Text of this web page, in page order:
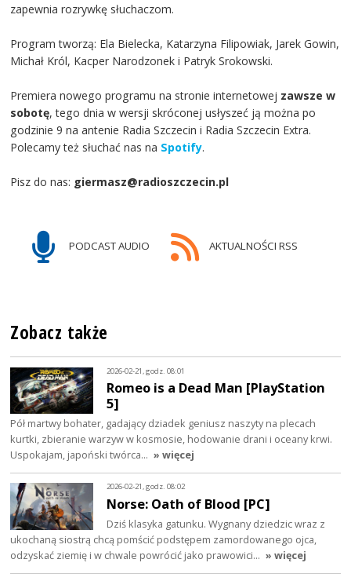
zapewnia rozrywkę słuchaczom.
Program tworzą: Ela Bielecka, Katarzyna Filipowiak, Jarek Gowin,
Michał Król, Kacper Narodzonek i Patryk Srokowski.
Premiera nowego programu na stronie internetowej zawsze w
sobotę, tego dnia w wersji skróconej usłyszeć ją można po
godzinie 9 na antenie Radia Szczecin i Radia Szczecin Extra.
Polecamy też słuchać nas na Spotify.
Pisz do nas: giermasz@radioszczecin.pl
PODCAST AUDIO AKTUALNOŚCI RSS
Zobacz także
2026-02-21, godz. 08:01
Romeo is a Dead Man [PlayStation
5]
Pół martwy bohater, gadający dziadek geniusz naszyty na plecach
kurtki, zbieranie warzyw w kosmosie, hodowanie drani i oceany krwi.
Uspokajam, japoński twórca… » więcej
2026-02-21, godz. 08:02
Norse: Oath of Blood [PC]
Dziś klasyka gatunku. Wygnany dziedzic wraz z
ukochaną siostrą chcą pomścić podstępem zamordowanego ojca,
odzyskać ziemię i w chwale powrócić jako prawowici… » więcej